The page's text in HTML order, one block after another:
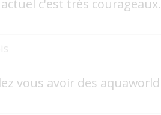
c'est très
vous avoir des